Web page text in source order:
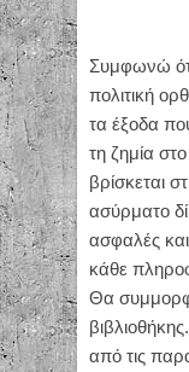
Συμφωνώ
πολιτική
τα έξοδα
τη ζημία
βρίσκεται
ασύρματο
ασφαλές
κάθε
Θα
από τις